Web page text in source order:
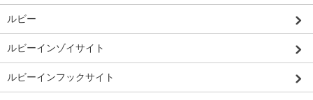
ルビー
ルビーインゾイサイト
ルビーインフックサイト